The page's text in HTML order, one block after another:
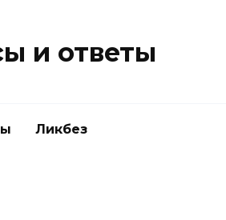
и ответы
Ликбез